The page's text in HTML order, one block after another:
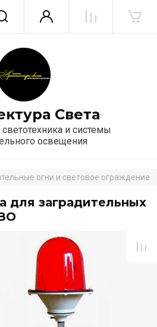
Света
и системы
освещения
огни и световое ограждение
для заградительных